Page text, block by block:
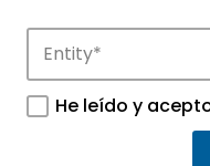
GRUPO
He leído y